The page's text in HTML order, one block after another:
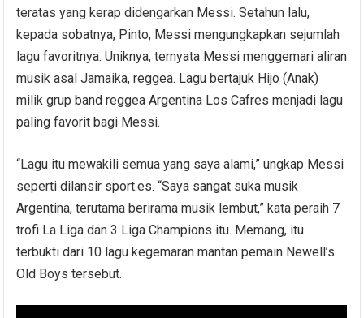
teratas yang kerap didengarkan Messi. Setahun lalu,
kepada sobatnya, Pinto, Messi mengungkapkan sejumlah
lagu favoritnya. Uniknya, ternyata Messi menggemari aliran
musik asal Jamaika, reggea. Lagu bertajuk Hijo (Anak)
milik grup band reggea Argentina Los Cafres menjadi lagu
paling favorit bagi Messi.
“Lagu itu mewakili semua yang saya alami,” ungkap Messi
seperti dilansir sport.es. “Saya sangat suka musik
Argentina, terutama berirama musik lembut,” kata peraih 7
trofi La Liga dan 3 Liga Champions itu. Memang, itu
terbukti dari 10 lagu kegemaran mantan pemain Newell’s
Old Boys tersebut.